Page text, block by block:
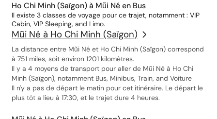
Ho Chi Minh (Saïgon) à Mũi Né en Bus
Il existe 3 classes de voyage pour ce trajet, notamment : VIP
Cabin, VIP Sleeping, and Limo.
Mũi Né à Ho Chi Minh (Saïgon)
La distance entre Mũi Né et Ho Chi Minh (Saïgon) correspond
à 751 miles, soit environ 1201 kilomètres.
Il y a 4 moyens de transport pour aller de Mũi Né à Ho Chi
Minh (Saïgon), notamment Bus, Minibus, Train, and Voiture
Il n'y a pas de départ le matin pour cet itinéraire. Le départ le
plus tôt a lieu à 17:30, et le trajet dure 4 heures.